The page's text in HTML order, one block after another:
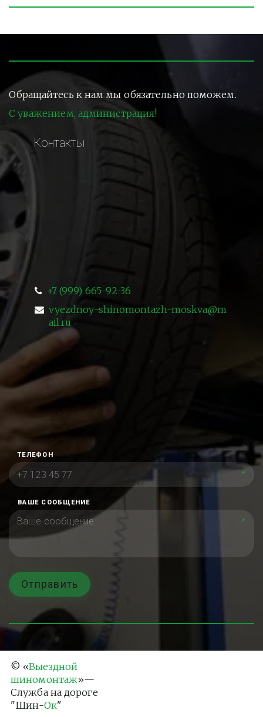
Обращайтесь к нам мы обязательно поможем.
С уважением, администрация!
Контакты
+7 (999) 665-92-36
vyezdnoy-shinomontazh-moskva@m
ail.ru
ТЕЛЕФОН
*
ВАШЕ СООБЩЕНИЕ
*
Отправить
© «Выездной
шиномонтаж»—
Служба на дороге
"Шин-Ок"